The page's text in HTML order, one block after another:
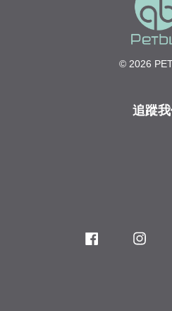
© 2026
追蹤我